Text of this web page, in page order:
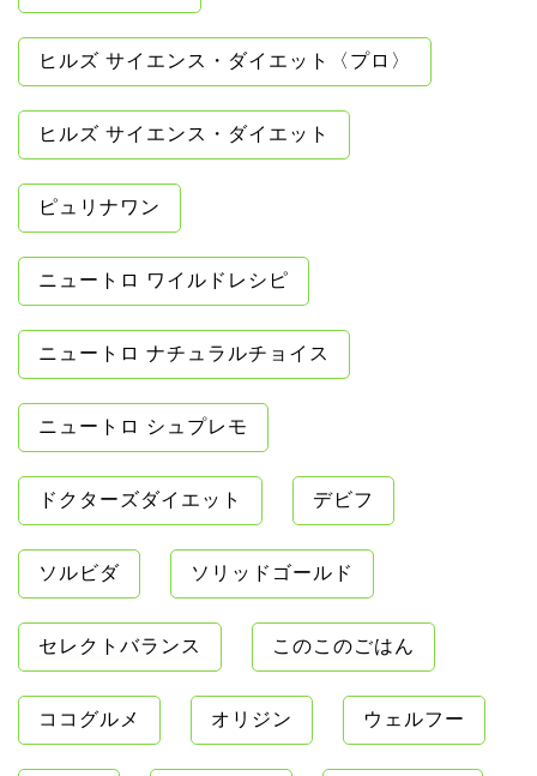
ヒルズ サイエンス・ダイエット〈プロ〉
ヒルズ サイエンス・ダイエット
ピュリナワン
ニュートロ ワイルドレシピ
ニュートロ ナチュラルチョイス
ニュートロ シュプレモ
ドクターズダイエット デビフ
ソルビダ ソリッドゴールド
セレクトバランス このこのごはん
ココグルメ オリジン ウェルフー